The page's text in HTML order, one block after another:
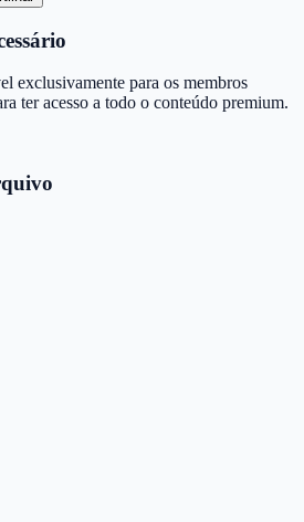
exclusivamente para os membros
ter acesso a todo o conteúdo premium.